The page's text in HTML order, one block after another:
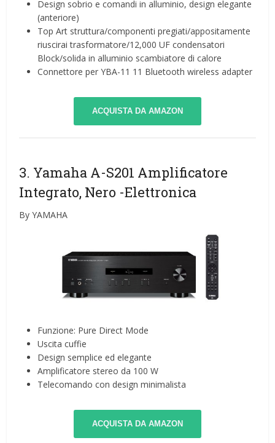
Design sobrio e comandi in alluminio, design elegante
(anteriore)
Top Art struttura/componenti pregiati/appositamente
riuscirai trasformatore/12,000 UF condensatori
Block/solida in alluminio scambiatore di calore
Connettore per YBA-11 11 Bluetooth wireless adapter
ACQUISTA DA AMAZON
3. Yamaha A-S201 Amplificatore
Integrato, Nero -Elettronica
By YAMAHA
Funzione: Pure Direct Mode
Uscita cuffie
Design semplice ed elegante
Amplificatore stereo da 100 W
Telecomando con design minimalista
ACQUISTA DA AMAZON